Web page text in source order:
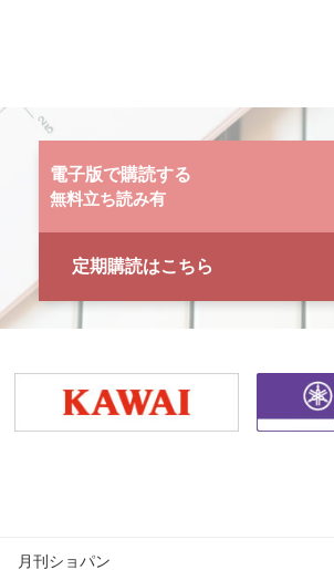
電子版で購読する
無料立ち読み有
定期購読はこちら
月刊ショパン